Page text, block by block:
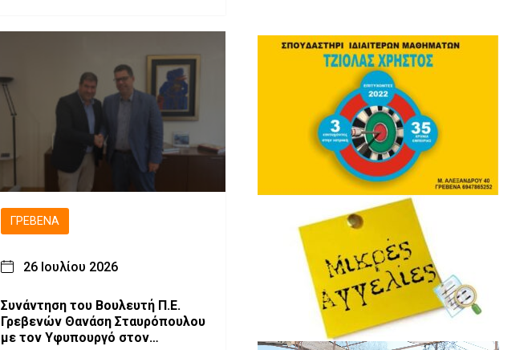
ΓΡΕΒΕΝΆ
26 Ιουλίου 2026
Συνάντηση του Βουλευτή Π.Ε.
Γρεβενών Θανάση Σταυρόπουλου
με τον Υφυπουργό στον